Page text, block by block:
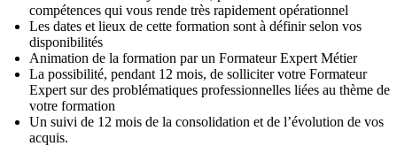
compétences qui vous rende très rapidement opérationnel
Les dates et lieux de cette formation sont à définir selon vos
disponibilités
Animation de la formation par un Formateur Expert Métier
La possibilité, pendant 12 mois, de solliciter votre Formateur
Expert sur des problématiques professionnelles liées au thème de
votre formation
Un suivi de 12 mois de la consolidation et de l’évolution de vos
acquis.